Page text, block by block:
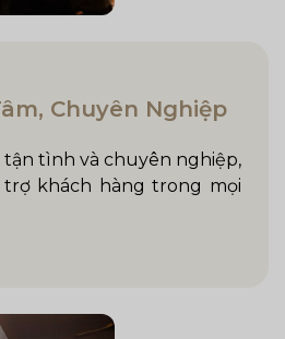
Chuyên Nghiệp
tình và chuyên nghiệp,
trợ khách hàng trong mọi